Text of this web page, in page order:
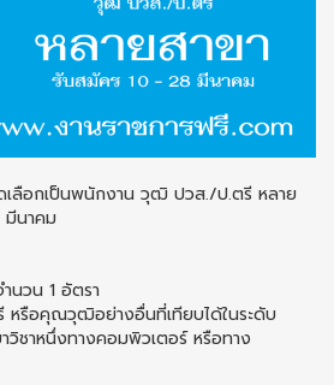
เลือกเป็นพนักงาน วุฒิ ปวส./ป.ตรี หลาย
มีนาคม
นวน 1 อัตรา
อคุณวุฒิอย่างอื่นที่เทียบได้ในระดับ
วิชาหนึ่งทางคอมพิวเตอร์ หรือทาง